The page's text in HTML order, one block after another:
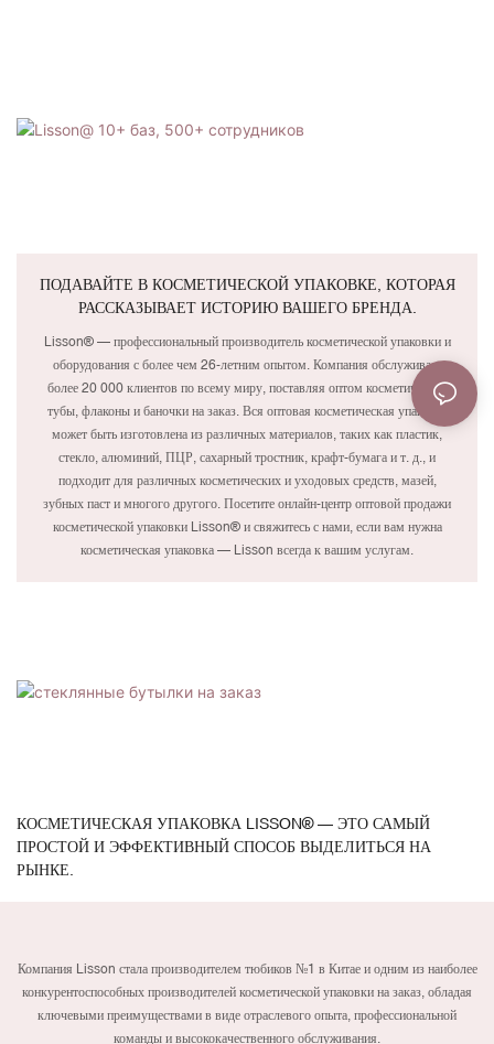
ПОДАВАЙТЕ В КОСМЕТИЧЕСКОЙ УПАКОВКЕ, КОТОРАЯ
РАССКАЗЫВАЕТ ИСТОРИЮ ВАШЕГО БРЕНДА.
Lisson® — профессиональный производитель косметической упаковки и
оборудования с более чем 26-летним опытом. Компания обслуживает
более 20 000 клиентов по всему миру, поставляя оптом косметические
тубы, флаконы и баночки на заказ. Вся оптовая косметическая упаковка
может быть изготовлена ​​из различных материалов, таких как пластик,
стекло, алюминий, ПЦР, сахарный тростник, крафт-бумага и т. д., и
подходит для различных косметических и уходовых средств, мазей,
зубных паст и многого другого. Посетите онлайн-центр оптовой продажи
косметической упаковки Lisson® и свяжитесь с нами, если вам нужна
косметическая упаковка — Lisson всегда к вашим услугам.
КОСМЕТИЧЕСКАЯ УПАКОВКА LISSON® — ЭТО САМЫЙ
ПРОСТОЙ И ЭФФЕКТИВНЫЙ СПОСОБ ВЫДЕЛИТЬСЯ НА
РЫНКЕ.
Компания Lisson стала производителем тюбиков №1 в Китае и одним из наиболее
конкурентоспособных производителей косметической упаковки на заказ, обладая
ключевыми преимуществами в виде отраслевого опыта, профессиональной
команды и высококачественного обслуживания.